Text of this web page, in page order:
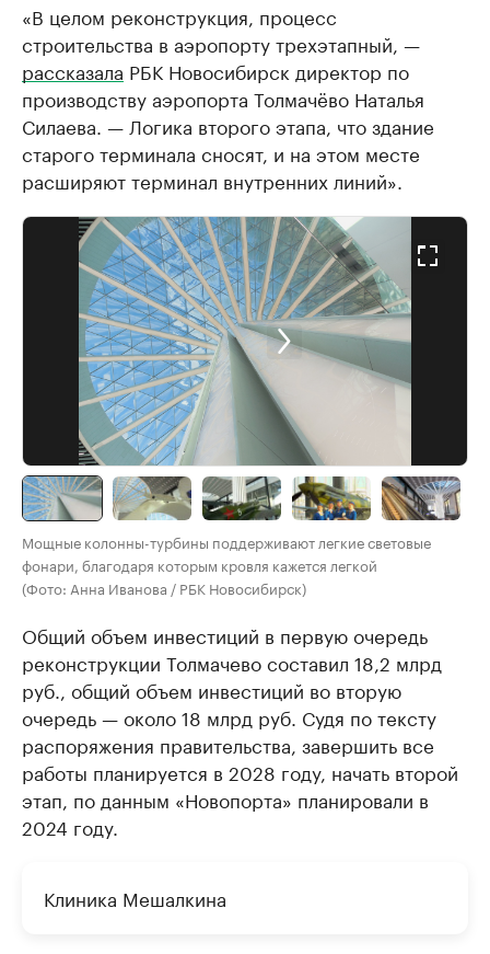
«В целом реконструкция, процесс
строительства в аэропорту трехэтапный, —
рассказала РБК Новосибирск директор по
производству аэропорта Толмачёво Наталья
Силаева. — Логика второго этапа, что здание
старого терминала сносят, и на этом месте
расширяют терминал внутренних линий».
Мощные колонны-турбины поддерживают легкие световые
фонари, благодаря которым кровля кажется легкой
(Фото: Анна Иванова / РБК Новосибирск)
Общий объем инвестиций в первую очередь
реконструкции Толмачево составил 18,2 млрд
руб., общий объем инвестиций во вторую
очередь — около 18 млрд руб. Судя по тексту
распоряжения правительства, завершить все
работы планируется в 2028 году, начать второй
этап, по данным «Новопорта» планировали в
2024 году.
Клиника Мешалкина